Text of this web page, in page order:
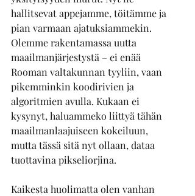
hallitsevat appejamme, töitämme ja
pian varmaan ajatuksiammekin.
Olemme rakentamassa uutta
maailmanjärjestystä – ei enää
Rooman valtakunnan tyyliin, vaan
pikemminkin koodirivien ja
algoritmien avulla. Kukaan ei
kysynyt, haluammeko liittyä tähän
maailmanlaajuiseen kokeiluun,
mutta tässä sitä nyt ollaan, dataa
tuottavina pikseliorjina.
Kaikesta huolimatta olen vanhan